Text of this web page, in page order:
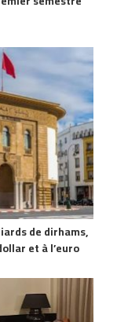
de dirhams,
et à l’euro